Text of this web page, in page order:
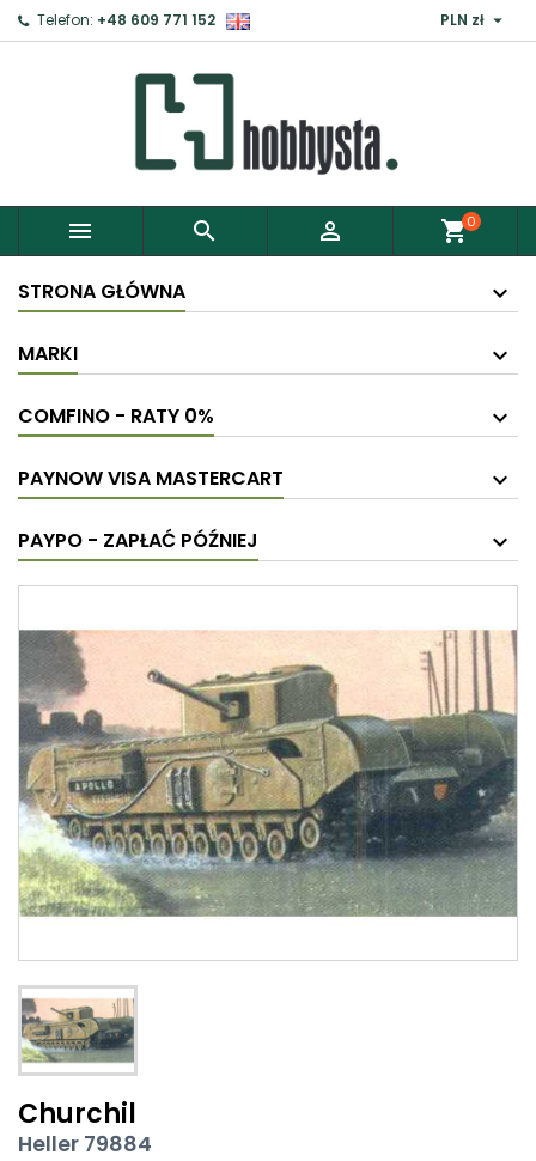
Telefon: +48 609 771 152 PLN zł 
   shopping_cart0
STRONA GŁÓWNA
MARKI
COMFINO - RATY 0%
PAYNOW VISA MASTERCART
PAYPO - ZAPŁAĆ PÓŹNIEJ
Churchil
Heller 79884